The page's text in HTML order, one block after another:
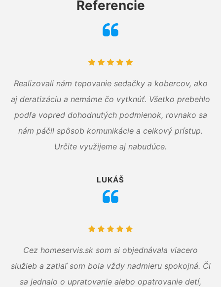
Referencie
Realizovali nám tepovanie sedačky a kobercov, ako
aj deratizáciu a nemáme čo vytknúť. Všetko prebehlo
podľa vopred dohodnutých podmienok, rovnako sa
nám páčil spôsob komunikácie a celkový prístup.
Určite využijeme aj nabudúce.
LUKÁŠ
Cez homeservis.sk som si objednávala viacero
služieb a zatiaľ som bola vždy nadmieru spokojná. Či
sa jednalo o upratovanie alebo opatrovanie detí,